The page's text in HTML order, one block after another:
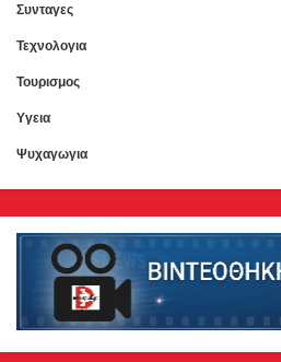
Συνταγες
Τεχνολογια
Τουρισμος
Υγεια
Ψυχαγωγια